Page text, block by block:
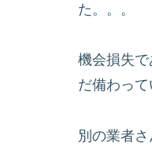
た。。。
機会損失
だ備わっ
別の業者